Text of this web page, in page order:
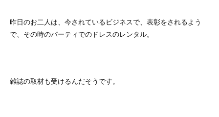
昨日のお二人は、今されているビジネスで、表彰をされるよう
で、その時のパーティでのドレスのレンタル。
雑誌の取材も受けるんだそうです。